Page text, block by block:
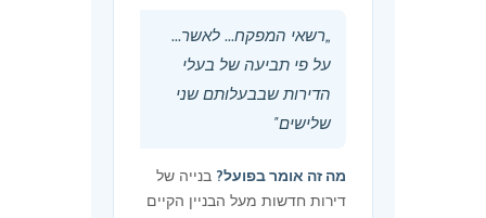
(ב) הוראות לפי חוק המקרקעין
ימשיכו לחול על עבודה ברכוש
ברכוש המשותף
„רשאי המפקח... לאשר...
על פי תביעה של בעלי
הדירות שבבעלותם שני
שלישים"
מה זה אומר בפועל? בנייה של
דירות חדשות מעל הבניין הקיים